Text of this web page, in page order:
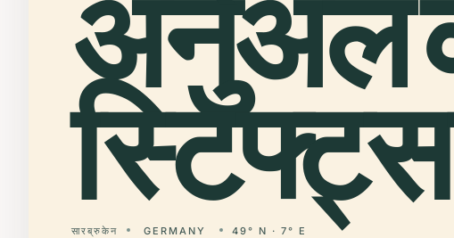
अर्नुअल
सारब्रुकेन GERMANY 49° N · 7° E